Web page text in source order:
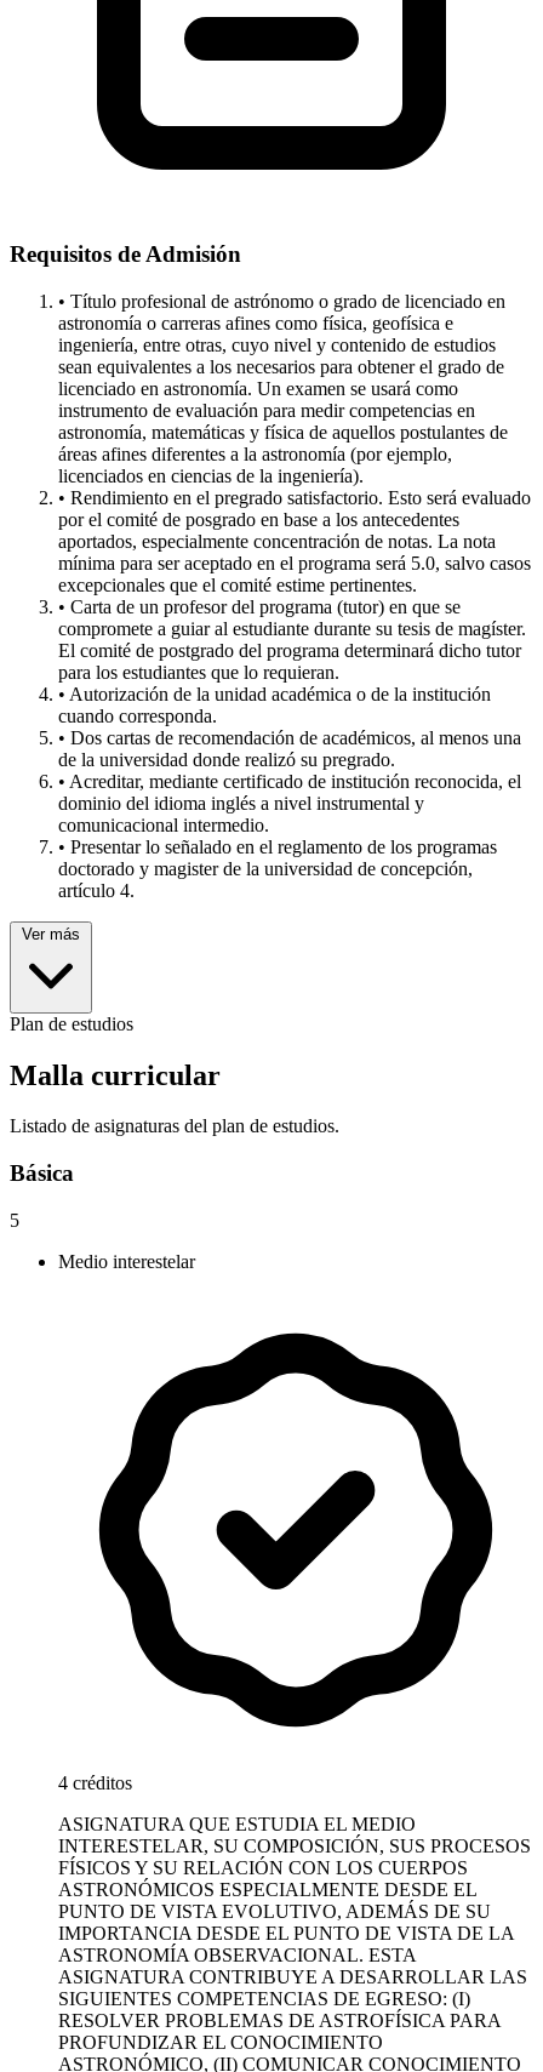
Requisitos de Admisión
• Título profesional de astrónomo o grado de licenciado en
astronomía o carreras afines como física, geofísica e
ingeniería, entre otras, cuyo nivel y contenido de estudios
sean equivalentes a los necesarios para obtener el grado de
licenciado en astronomía. Un examen se usará como
instrumento de evaluación para medir competencias en
astronomía, matemáticas y física de aquellos postulantes de
áreas afines diferentes a la astronomía (por ejemplo,
licenciados en ciencias de la ingeniería).
• Rendimiento en el pregrado satisfactorio. Esto será evaluado
por el comité de posgrado en base a los antecedentes
aportados, especialmente concentración de notas. La nota
mínima para ser aceptado en el programa será 5.0, salvo casos
excepcionales que el comité estime pertinentes.
• Carta de un profesor del programa (tutor) en que se
compromete a guiar al estudiante durante su tesis de magíster.
El comité de postgrado del programa determinará dicho tutor
para los estudiantes que lo requieran.
• Autorización de la unidad académica o de la institución
cuando corresponda.
• Dos cartas de recomendación de académicos, al menos una
de la universidad donde realizó su pregrado.
• Acreditar, mediante certificado de institución reconocida, el
dominio del idioma inglés a nivel instrumental y
comunicacional intermedio.
• Presentar lo señalado en el reglamento de los programas
doctorado y magister de la universidad de concepción,
artículo 4.
Ver más
Plan de estudios
Malla curricular
Listado de asignaturas del plan de estudios.
Básica
5
Medio interestelar
4 créditos
ASIGNATURA QUE ESTUDIA EL MEDIO
INTERESTELAR, SU COMPOSICIÓN, SUS PROCESOS
FÍSICOS Y SU RELACIÓN CON LOS CUERPOS
ASTRONÓMICOS ESPECIALMENTE DESDE EL
PUNTO DE VISTA EVOLUTIVO, ADEMÁS DE SU
IMPORTANCIA DESDE EL PUNTO DE VISTA DE LA
ASTRONOMÍA OBSERVACIONAL. ESTA
ASIGNATURA CONTRIBUYE A DESARROLLAR LAS
SIGUIENTES COMPETENCIAS DE EGRESO: (I)
RESOLVER PROBLEMAS DE ASTROFÍSICA PARA
PROFUNDIZAR EL CONOCIMIENTO
ASTRONÓMICO, (II) COMUNICAR CONOCIMIENTO